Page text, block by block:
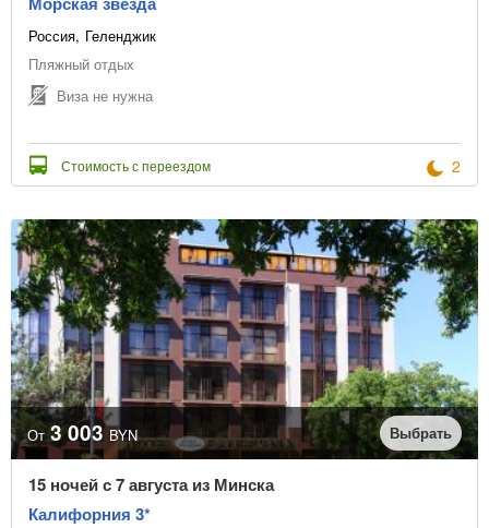
Россия Геленджик
Пляжный отдых
Виза не нужна
Стоимость с переездом 2
От 3 003 BYN Выбрать
15 ночей с 7 августа из Минска
Калифорния 3*